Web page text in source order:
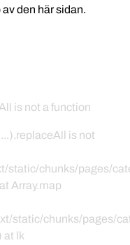
den här sidan.
is not a function
is not
static/chunks/pages/
Array.map
static/chunks/pages/
at lk